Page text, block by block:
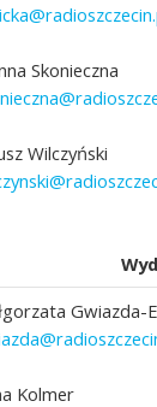
Skonieczna
Wilczyński
Gwiazda-
Kolmer